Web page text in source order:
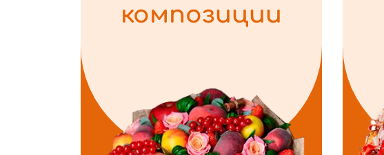
композиции